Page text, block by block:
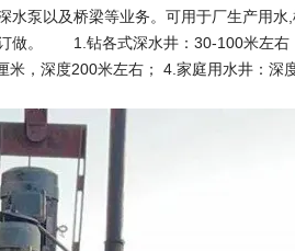
泵以及桥梁等业务。可用于厂生产用
做。 1.钻各式深水井：30-100米左右
，深度200米左右； 4.家庭用水井：深